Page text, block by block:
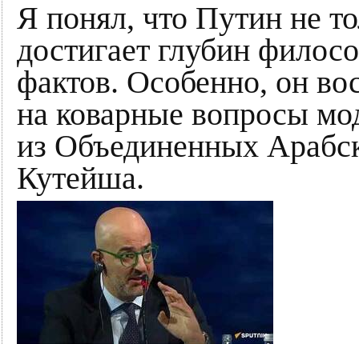
Я понял, что Путин не
достигает глубин
фактов. Особенно, он
на коварные вопросы
из Объединенных
Кутейша.